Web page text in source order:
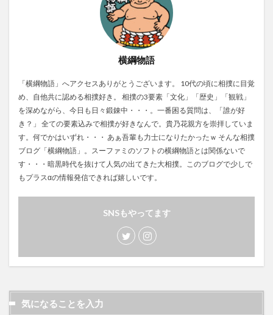
横綱物語
「横綱物語」へアクセスありがとうございます。 10代の頃に相撲に目覚
め、自他共に認める相撲好き。 相撲の3要素「文化」「歴史」「観戦」
を深めながら、今日も日々鍛錬中・・・。一番困る質問は、「誰が好
き？」 全ての要素込みで相撲が好きなんで。貴乃花親方を崇拝していま
す。何でかはいずれ・・・ あぁ吾輩も力士になりたかったｗ そんな相撲
ブログ「横綱物語」。スーファミのソフトの横綱物語とは関係ないで
す・・・暗黒時代を抜けて人気の出てきた大相撲。このブログで少しで
もプラスαの情報発信できれば嬉しいです。
SNSもやってます
気になることを入力